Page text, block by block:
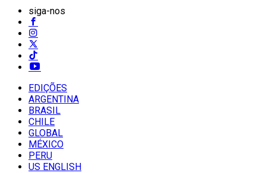
siga-nos
EDIÇÕES
ARGENTINA
BRASIL
CHILE
GLOBAL
MÉXICO
PERU
US ENGLISH